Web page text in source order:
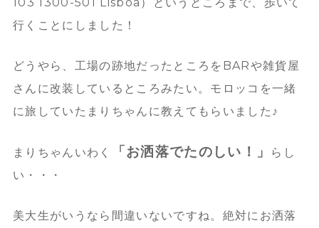
103 1300-501 Lisboa）というところまで、歩いて
行くことにしました！
どうやら、工場の跡地だったところをBARや雑貨屋
さんに改装しているところみたい。モロッコを一緒
に旅していたまりちゃんに教えてもらいました♪
まりちゃんいわく 「お洒落でたのしい！」
らし
い・・・
美大生がいうなら間違いないですね。絶対にお洒落